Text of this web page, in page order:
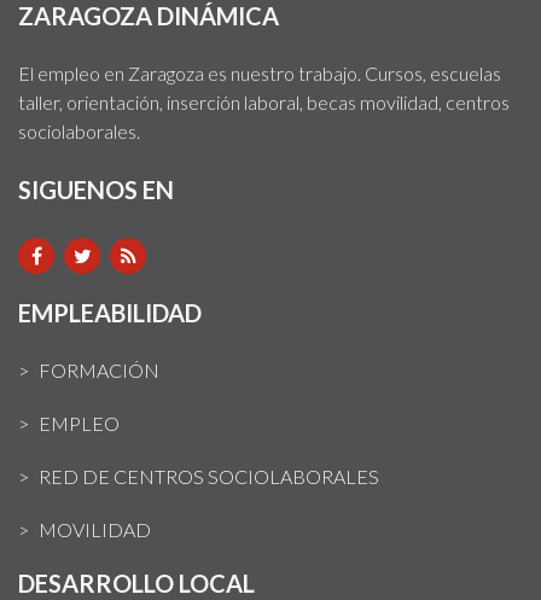
ZARAGOZA DINÁMICA
El empleo en Zaragoza es nuestro trabajo. Cursos, escuelas
taller, orientación, inserción laboral, becas movilidad, centros
sociolaborales.
SIGUENOS EN
EMPLEABILIDAD
FORMACIÓN
EMPLEO
RED DE CENTROS SOCIOLABORALES
MOVILIDAD
DESARROLLO LOCAL